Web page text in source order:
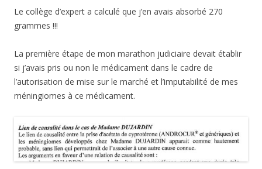
Le collège d’expert a calculé que j’en avais absorbé 270
grammes !!!
La première étape de mon marathon judiciaire devait établir
si j’avais pris ou non le médicament dans le cadre de
l’autorisation de mise sur le marché et l’imputabilité de mes
méningiomes à ce médicament.